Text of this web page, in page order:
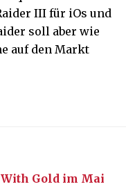
III für iOs und
soll aber wie
auf den Markt
With Gold im Mai